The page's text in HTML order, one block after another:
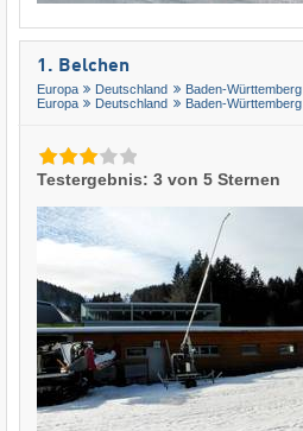
1. Belchen
Europa Deutschland Baden-Württemberg
Europa
Deutschland Baden-Württemberg
Testergebnis: 3 von 5 Sternen